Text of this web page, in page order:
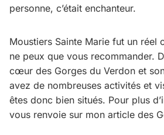
personne, c’était enchanteur.
Moustiers Sainte Marie fut un
ne peux que vous recommander.
cœur des Gorges du Verdon et
avez de nombreuses activités et
êtes donc bien situés. Pour plus
vous renvoie sur mon article des